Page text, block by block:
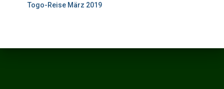
Togo-Reise März 2019